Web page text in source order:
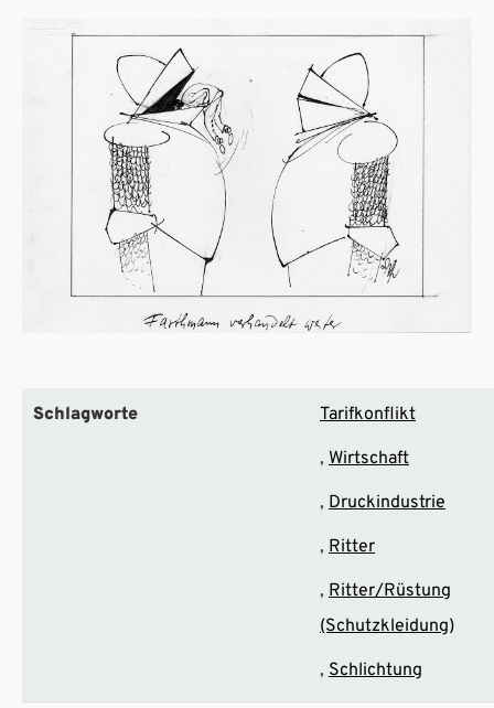
Schlagworte
Tarifkonflikt
Wirtschaft
Druckindustrie
Ritter
Ritter/Rüstung
(Schutzkleidung)
Schlichtung